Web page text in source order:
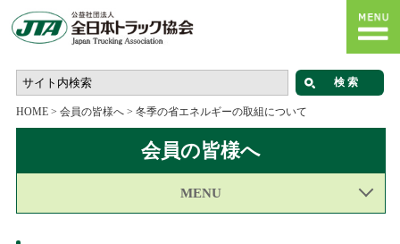
HOME> 会員の皆様へ> 冬季の省エネルギーの取組について
会員の皆様へ
MENU